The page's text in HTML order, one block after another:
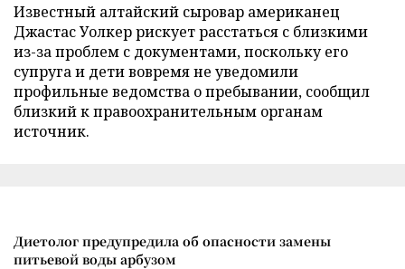
Известный алтайский сыровар американец
Джастас Уолкер рискует расстаться с близкими
из-за проблем с документами, поскольку его
супруга и дети вовремя не уведомили
профильные ведомства о пребывании, сообщил
близкий к правоохранительным органам
источник.
Диетолог предупредила об опасности замены
питьевой воды арбузом